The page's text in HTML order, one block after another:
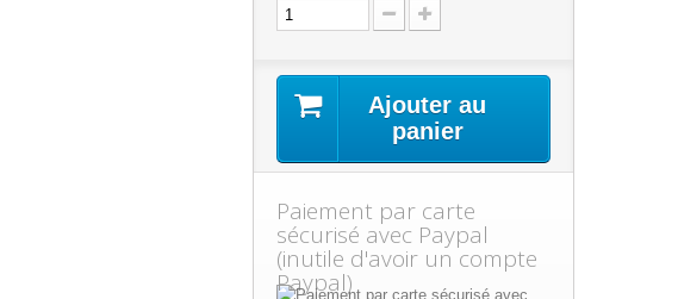
Ajouter au
panier
Paiement par carte
sécurisé avec Paypal
(inutile d'avoir un compte
Paypal)